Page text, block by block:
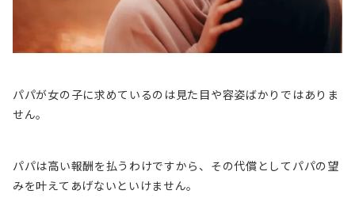
パパが女の子に求めているのは見た目や容姿ばかりではありま
せん。
パパは高い報酬を払うわけですから、その代償としてパパの望
みを叶えてあげないといけません。